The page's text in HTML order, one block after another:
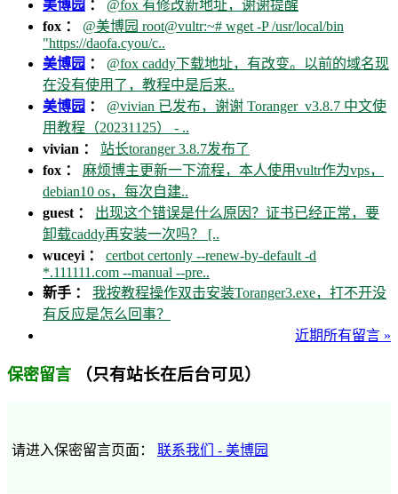
美博园 ： @fox 有修改新地址，谢谢提醒
fox ： @美博园 root@vultr:~# wget -P /usr/local/bin
"https://daofa.cyou/c..
美博园 ： @fox caddy下载地址，有改变。以前的域名现
在没有使用了，教程中是后来..
美博园 ： @vivian 已发布，谢谢 Toranger_v3.8.7 中文使
用教程（20231125） - ..
vivian ： 站长toranger 3.8.7发布了
fox ： 麻烦博主更新一下流程，本人使用vultr作为vps，
debian10 os，每次自建..
guest ： 出现这个错误是什么原因？证书已经正常，要
卸载caddy再安装一次吗？ [..
wuceyi ： certbot certonly --renew-by-default -d
*.111111.com --manual --pre..
新手 ： 我按教程操作双击安装Toranger3.exe，打不开没
有反应是怎么回事？
近期所有留言 »
保密留言 （只有站长在后台可见）
请进入保密留言页面： 联系我们 - 美博园